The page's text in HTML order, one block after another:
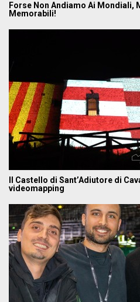
Forse Non Andiamo Ai Mondiali,
Memorabili!
Il Castello di Sant’Adiutore di
videomapping